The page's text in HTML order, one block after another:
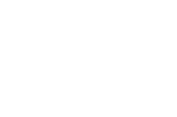
Medical Centers